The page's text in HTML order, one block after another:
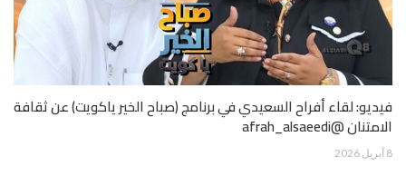
فيديو: لقاء أفراح السعيدي في برنامج (صباح الخير ياكويت) عن ثقافة
الامتنان @afrah_alsaeedi
8 أبريل 2026